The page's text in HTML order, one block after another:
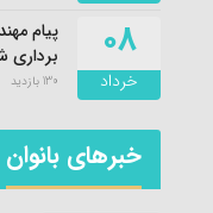
۰۸
خرداد
پیام
برداری
130 بازدید
خبرهای بانوان